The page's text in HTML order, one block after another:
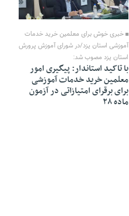
26 Mordad 1399 - 20:24
خبری خوش برای معلمین خرید خدمات
آموزشی استان یزد/در شورای آموزش پرورش
استان یزد مصوب شد:
با تاکید استاندار: پیگیری امور
معلمین خرید خدمات آموزشی
برای برقرای امتیازاتی در آزمون
ماده ۲۸